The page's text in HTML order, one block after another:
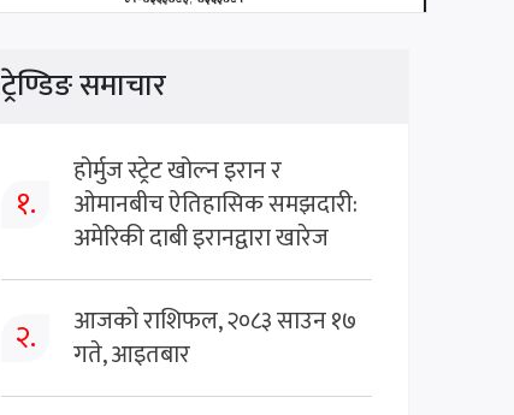
ट्रेण्डिङ समाचार
१.
होर्मुज स्ट्रेट खोल्न इरान र
ओमानबीच ऐतिहासिक समझदारी:
अमेरिकी दाबी इरानद्वारा खारेज
२.
आजको राशिफल, २०८३ साउन १७
गते, आइतबार